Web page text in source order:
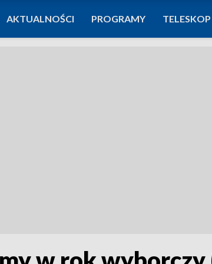
AKTUALNOŚCI PROGRAMY